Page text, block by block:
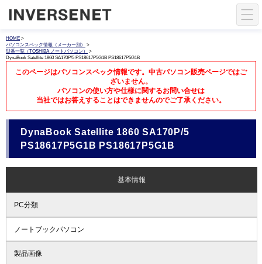
HOME >
パソコンスペック情報（メーカー別）
>
型番一覧（TOSHIBA ノートパソコン）
>
DynaBook Satellite 1860 SA170P/5 PS18617P5G1B PS18617P5G1B
このページはパソコンスペック情報です。中古パソコン販売ページではご
ざいません。
パソコンの使い方や仕様に関するお問い合せは
当社ではお答えすることはできませんのでご了承ください。
DynaBook Satellite 1860 SA170P/5
PS18617P5G1B PS18617P5G1B
基本情報
PC分類
ノートブックパソコン
製品画像